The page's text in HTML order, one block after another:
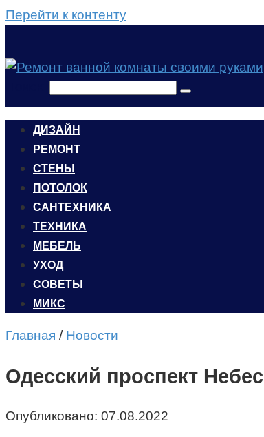
Перейти к контенту
ДИЗАЙН
РЕМОНТ
СТЕНЫ
ПОТОЛОК
САНТЕХНИКА
ТЕХНИКА
МЕБЕЛЬ
УХОД
CОВЕТЫ
МИКС
Главная / Новости
Одесский проспект
Опубликовано: 07.08.2022